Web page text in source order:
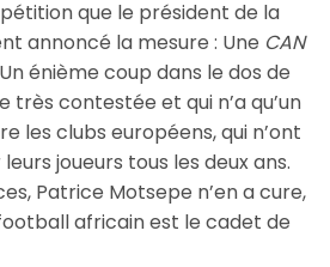
que le président de la
annoncé la mesure : Une CAN
énième coup dans le dos de
très contestée et qui n’a qu’un
les clubs européens, qui n’ont
joueurs tous les deux ans.
Patrice Motsepe n’en a cure,
africain est le cadet de